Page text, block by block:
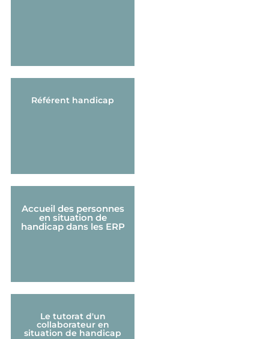
Référent handicap
Accueil des personnes
en situation de
handicap dans les ERP
Le tutorat d'un
collaborateur en
situation de handicap